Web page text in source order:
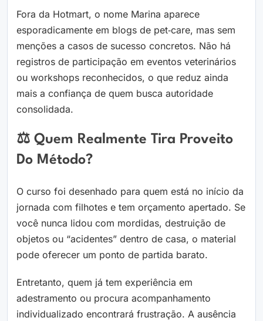
Fora da Hotmart, o nome Marina aparece
esporadicamente em blogs de pet‑care, mas sem
menções a casos de sucesso concretos. Não há
registros de participação em eventos veterinários
ou workshops reconhecidos, o que reduz ainda
mais a confiança de quem busca autoridade
consolidada.
⚖️ Quem Realmente Tira Proveito
Do Método?
O curso foi desenhado para quem está no início da
jornada com filhotes e tem orçamento apertado. Se
você nunca lidou com mordidas, destruição de
objetos ou “acidentes” dentro de casa, o material
pode oferecer um ponto de partida barato.
Entretanto, quem já tem experiência em
adestramento ou procura acompanhamento
individualizado encontrará frustração. A ausência